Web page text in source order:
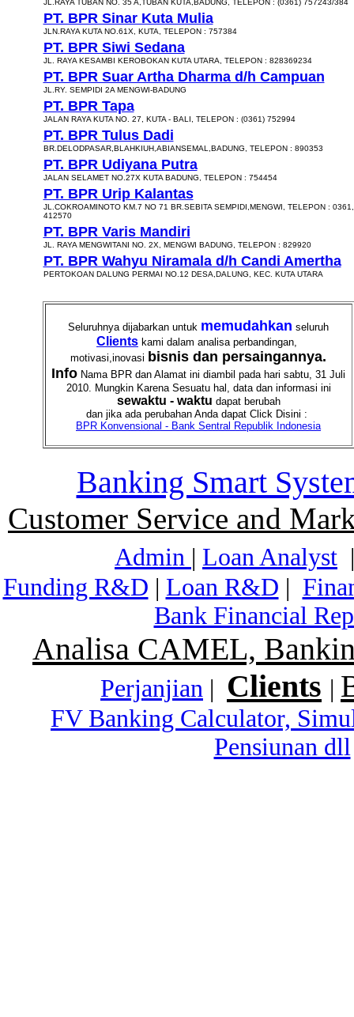
JL.RAYA TUBAN NO. 35 A,TUBAN KUTA,BADUNG, TELEPON : (0361) 757243/384
PT. BPR Sinar Kuta Mulia
JLN.RAYA KUTA NO.61X, KUTA, TELEPON : 757384
PT. BPR Siwi Sedana
JL. RAYA KESAMBI KEROBOKAN KUTA UTARA, TELEPON : 828369234
PT. BPR Suar Artha Dharma d/h Campuan
JL.RY. SEMPIDI 2A MENGWI-BADUNG
PT. BPR Tapa
JALAN RAYA KUTA NO. 27, KUTA - BALI, TELEPON : (0361) 752994
PT. BPR Tulus Dadi
BR.DELODPASAR,BLAHKIUH,ABIANSEMAL,BADUNG, TELEPON : 890353
PT. BPR Udiyana Putra
JALAN SELAMET NO.27X KUTA BADUNG, TELEPON : 754454
PT. BPR Urip Kalantas
JL.COKROAMINOTO KM.7 NO 71 BR.SEBITA SEMPIDI,MENGWI, TELEPON : 0361,
412570
PT. BPR Varis Mandiri
JL. RAYA MENGWITANI NO. 2X, MENGWI BADUNG, TELEPON : 829920
PT. BPR Wahyu Niramala d/h Candi Amertha
PERTOKOAN DALUNG PERMAI NO.12 DESA,DALUNG, KEC. KUTA UTARA
Seluruhnya dijabarkan untuk memudahkan seluruh
Clients kami dalam analisa perbandingan,
motivasi,inovasi bisnis dan persaingannya.
Info Nama BPR dan Alamat ini diambil pada hari sabtu, 31 Juli
2010. Mungkin Karena Sesuatu hal, data dan informasi ini
sewaktu - waktu dapat berubah
dan jika ada perubahan Anda dapat Click Disini :
BPR Konvensional - Bank Sentral Republik Indonesia
Banking Smart
Customer Service and
Admin | Loan Analyst
Funding R&D | Loan R&D |
Bank Financial
Analisa CAMEL,
Perjanjian | Clients |
FV Banking Calculator,
Pensiunan dll